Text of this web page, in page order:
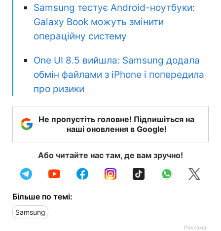
Samsung тестує Android-ноутбуки:
Galaxy Book можуть змінити
операційну систему
One UI 8.5 вийшла: Samsung додала
обмін файлами з iPhone і попередила
про ризики
Не пропустіть головне! Підпишіться на
наші оновлення в Google!
Або читайте нас там, де вам зручно!
Більше по темі:
Samsung